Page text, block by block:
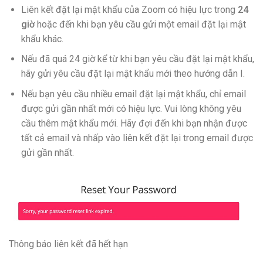
Liên kết đặt lại mật khẩu của Zoom có hiệu lực trong 24
giờhoặc đến khi bạn yêu cầu gửi một email đặt lại mật
khẩu khác.
Nếu đã quá 24 giờ kể từ khi bạn yêu cầu đặt lại mật khẩu,
hãy gửi yêu cầu đặt lại mật khẩu mới theo hướng dẫn I.
Nếu bạn yêu cầu nhiều email đặt lại mật khẩu, chỉ email
được gửi gần nhất mới có hiệu lực. Vui lòng không yêu
cầu thêm mật khẩu mới. Hãy đợi đến khi bạn nhận được
tất cả email và nhấp vào liên kết đặt lại trong email được
gửi gần nhất.
Thông báo liên kết đã hết hạn